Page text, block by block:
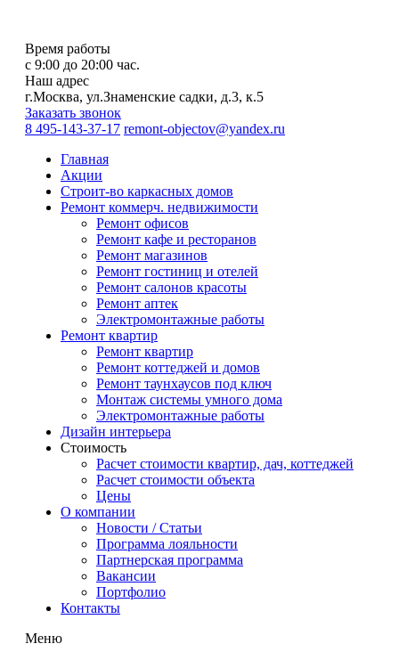
Время работы
с 9:00 до 20:00 час.
Наш адрес
г.Москва, ул.Знаменские садки, д.3, к.5
Заказать звонок
8 495-143-37-17 remont-objectov@yandex.ru
Главная
Акции
Строит-во каркасных домов
Ремонт коммерч. недвижимости
Ремонт офисов
Ремонт кафе и ресторанов
Ремонт магазинов
Ремонт гостиниц и отелей
Ремонт салонов красоты
Ремонт аптек
Электромонтажные работы
Ремонт квартир
Ремонт квартир
Ремонт коттеджей и домов
Ремонт таунхаусов под ключ
Монтаж системы умного дома
Электромонтажные работы
Дизайн интерьера
Стоимость
Расчет стоимости квартир, дач, коттеджей
Расчет стоимости объекта
Цены
О компании
Новости / Статьи
Программа лояльности
Партнерская программа
Вакансии
Портфолио
Контакты
Меню